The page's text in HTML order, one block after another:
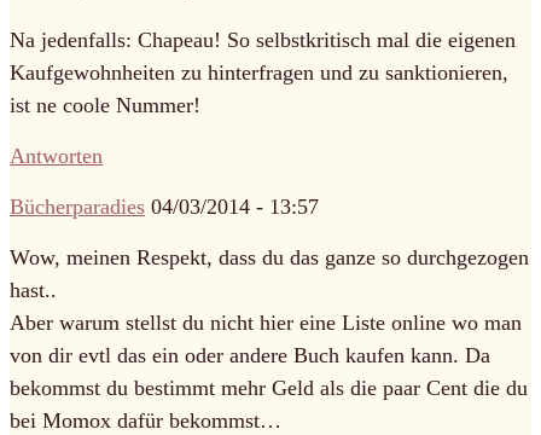
Na jedenfalls: Chapeau! So selbstkritisch mal die eigenen
Kaufgewohnheiten zu hinterfragen und zu sanktionieren,
ist ne coole Nummer!
Antworten
Bücherparadies 04/03/2014 - 13:57
Wow, meinen Respekt, dass du das ganze so durchgezogen
hast..
Aber warum stellst du nicht hier eine Liste online wo man
von dir evtl das ein oder andere Buch kaufen kann. Da
bekommst du bestimmt mehr Geld als die paar Cent die du
bei Momox dafür bekommst…